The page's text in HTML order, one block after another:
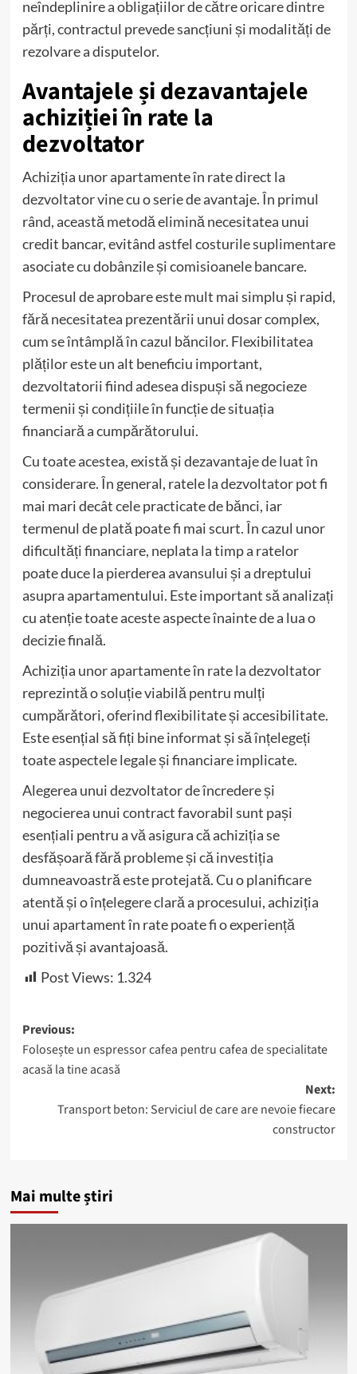
neîndeplinire a obligațiilor de către oricare dintre
părți, contractul prevede sancțiuni și modalități de
rezolvare a disputelor.
Avantajele și dezavantajele
achiziției în rate la
dezvoltator
Achiziția unor apartamente în rate direct la
dezvoltator vine cu o serie de avantaje. În primul
rând, această metodă elimină necesitatea unui
credit bancar, evitând astfel costurile suplimentare
asociate cu dobânzile și comisioanele bancare.
Procesul de aprobare este mult mai simplu și rapid,
fără necesitatea prezentării unui dosar complex,
cum se întâmplă în cazul băncilor. Flexibilitatea
plăților este un alt beneficiu important,
dezvoltatorii fiind adesea dispuși să negocieze
termenii și condițiile în funcție de situația
financiară a cumpărătorului.
Cu toate acestea, există și dezavantaje de luat în
considerare. În general, ratele la dezvoltator pot fi
mai mari decât cele practicate de bănci, iar
termenul de plată poate fi mai scurt. În cazul unor
dificultăți financiare, neplata la timp a ratelor
poate duce la pierderea avansului și a dreptului
asupra apartamentului. Este important să analizați
cu atenție toate aceste aspecte înainte de a lua o
decizie finală.
Achiziția unor apartamente în rate la dezvoltator
reprezintă o soluție viabilă pentru mulți
cumpărători, oferind flexibilitate și accesibilitate.
Este esențial să fiți bine informat și să înțelegeți
toate aspectele legale și financiare implicate.
Alegerea unui dezvoltator de încredere și
negocierea unui contract favorabil sunt pași
esențiali pentru a vă asigura că achiziția se
desfășoară fără probleme și că investiția
dumneavoastră este protejată. Cu o planificare
atentă și o înțelegere clară a procesului, achiziția
unui apartament în rate poate fi o experiență
pozitivă și avantajoasă.
Post Views: 1.324
Post
navigation
Previous:
Folosește un espressor cafea pentru cafea de specialitate
acasă la tine acasă
Next:
Transport beton: Serviciul de care are nevoie fiecare
constructor
Mai multe știri